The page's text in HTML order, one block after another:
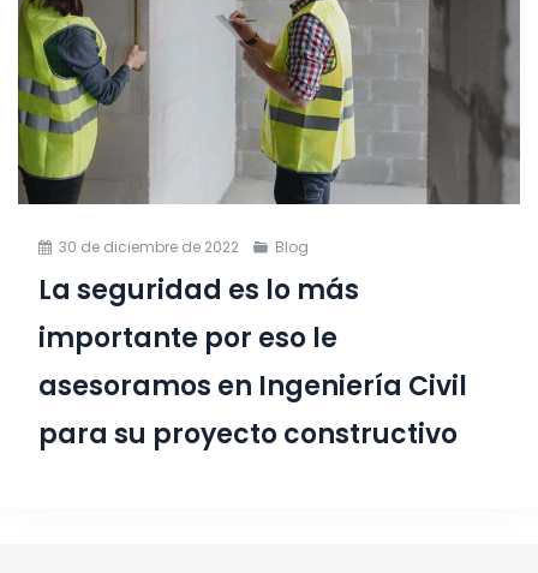
30 de diciembre de 2022 Blog
La seguridad es lo más
importante por eso le
asesoramos en Ingeniería Civil
para su proyecto constructivo